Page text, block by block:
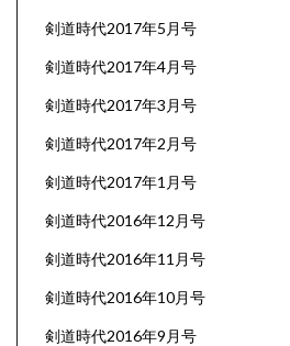
剣道時代2017年5月号
剣道時代2017年4月号
剣道時代2017年3月号
剣道時代2017年2月号
剣道時代2017年1月号
剣道時代2016年12月号
剣道時代2016年11月号
剣道時代2016年10月号
剣道時代2016年9月号